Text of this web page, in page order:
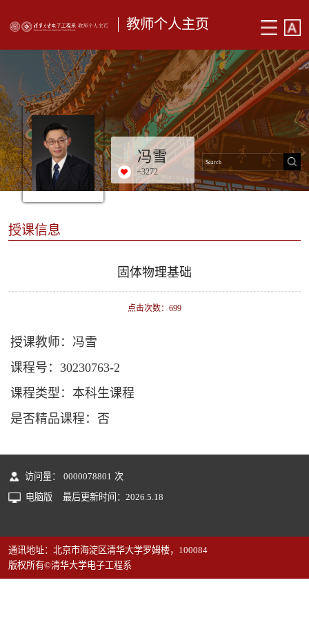
教师个人主页
冯雪
+3272
授课信息
固体物理基础
点击次数： 699
授课教师：冯雪
课程号：30230763-2
课程类型：本科生课程
是否精品课程：否
访问量： 0000078801 次
电脑版
最后更新时间： 2026 5 18
通讯地址：北京市海淀区清华大学罗姆楼，100084
版权所有©清华大学电子工程系